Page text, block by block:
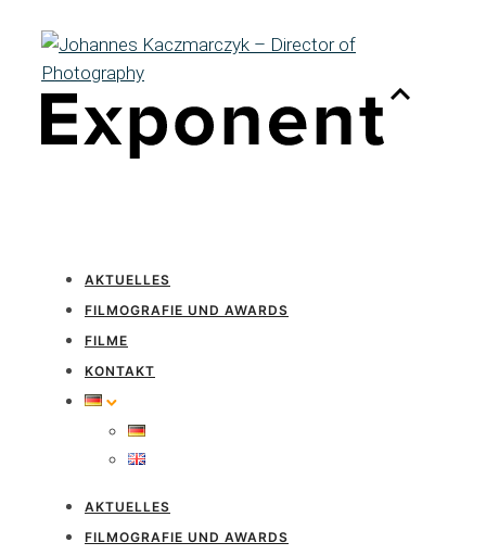
AKTUELLES
FILMOGRAFIE UND AWARDS
FILME
KONTAKT
AKTUELLES
FILMOGRAFIE UND AWARDS